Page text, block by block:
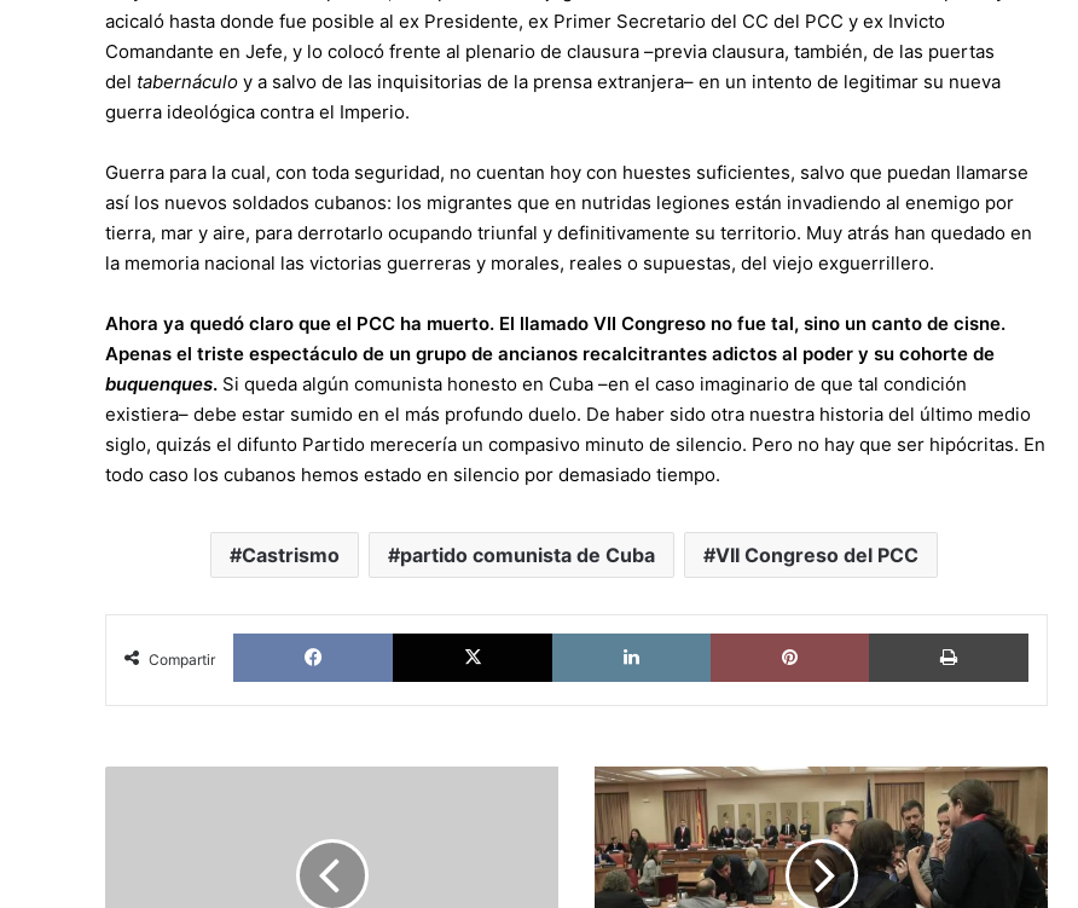
acicaló hasta donde fue posible al ex Presidente, ex Primer Secretario del CC del PCC y ex Invicto
Comandante en Jefe, y lo colocó frente al plenario de clausura –previa clausura, también, de las puertas
del tabernáculo y a salvo de las inquisitorias de la prensa extranjera– en un intento de legitimar su nueva
guerra ideológica contra el Imperio.
Guerra para la cual, con toda seguridad, no cuentan hoy con huestes suficientes, salvo que puedan llamarse
así los nuevos soldados cubanos: los migrantes que en nutridas legiones están invadiendo al enemigo por
tierra, mar y aire, para derrotarlo ocupando triunfal y definitivamente su territorio. Muy atrás han quedado en
la memoria nacional las victorias guerreras y morales, reales o supuestas, del viejo exguerrillero.
Ahora ya quedó claro que el PCC ha muerto. El llamado VII Congreso no fue tal, sino un canto de cisne.
Apenas el triste espectáculo de un grupo de ancianos recalcitrantes adictos al poder y su cohorte de
buquenques. Si queda algún comunista honesto en Cuba –en el caso imaginario de que tal condición
existiera– debe estar sumido en el más profundo duelo. De haber sido otra nuestra historia del último medio
siglo, quizás el difunto Partido merecería un compasivo minuto de silencio. Pero no hay que ser hipócritas. En
todo caso los cubanos hemos estado en silencio por demasiado tiempo.
Castrismo partido comunista de Cuba VII Congreso del PCC
Compartir
Facebook X LinkedIn Pinterest Imprimir
Podemos
e
Izquierda
Unida
diseñan